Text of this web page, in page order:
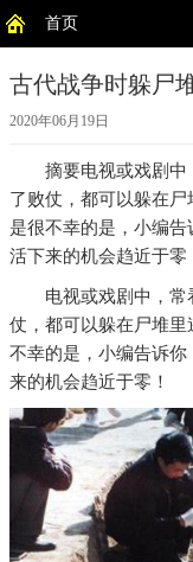
首页
古代战争时躲尸
2020年06月19日
摘要电视或戏剧
了败仗，都可以躲在
是很不幸的是，小编
活下来的机会趋近于零
电视或戏剧中，
仗，都可以躲在尸堆
不幸的是，小编告诉
来的机会趋近于零！